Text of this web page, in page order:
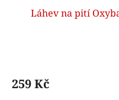
Láhev na pití
259 Kč